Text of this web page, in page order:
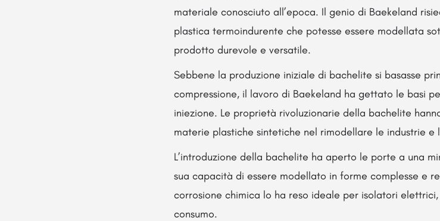
materiale conosciuto all’epoca. Il genio di Baekeland
plastica termoindurente che potesse essere modellata
prodotto durevole e versatile.
Sebbene la produzione iniziale di bachelite si basasse
compressione, il lavoro di Baekeland ha gettato le basi
iniezione. Le proprietà rivoluzionarie della bachelite
materie plastiche sintetiche nel rimodellare le industrie
L’introduzione della bachelite ha aperto le porte a una
sua capacità di essere modellato in forme complesse e
corrosione chimica lo ha reso ideale per isolatori
consumo.